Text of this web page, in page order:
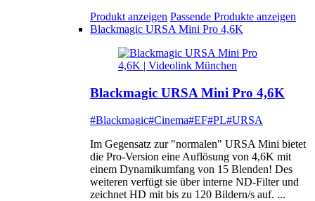
Produkt anzeigen Passende Produkte anzeigen
Blackmagic URSA Mini Pro 4,6K
Blackmagic URSA Mini Pro 4,6K
#Blackmagic#Cinema#EF#PL#URSA
Im Gegensatz zur "normalen" URSA Mini bietet
die Pro-Version eine Auflösung von 4,6K mit
einem Dynamikumfang von 15 Blenden! Des
weiteren verfügt sie über interne ND-Filter und
zeichnet HD mit bis zu 120 Bildern/s auf. ...